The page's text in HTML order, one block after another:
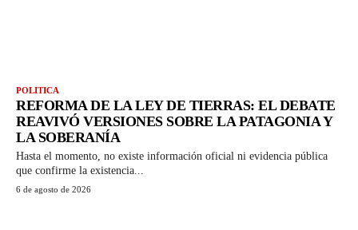
POLITICA
REFORMA DE LA LEY DE TIERRAS: EL DEBATE
REAVIVÓ VERSIONES SOBRE LA PATAGONIA Y
LA SOBERANÍA
Hasta el momento, no existe información oficial ni evidencia pública
que confirme la existencia...
6 de agosto de 2026